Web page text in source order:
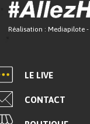
Réalisation : Mediapilote -
LE LIVE
CONTACT